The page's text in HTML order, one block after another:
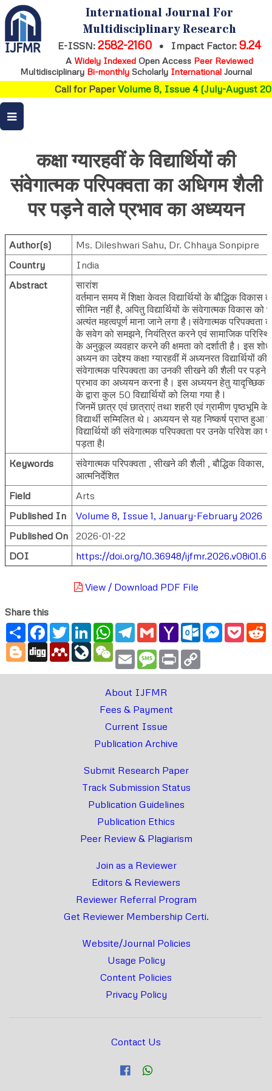
International Journal For
Multidisciplinary Research
E-ISSN: 2582-2160 • Impact Factor: 9.24
A Widely IndexedOpen Access Peer Reviewed
Multidisciplinary Bi-monthly Scholarly International Journal
Call for PaperVolume 8, Issue 4 (July-August
कक्षा ग्यारहवीं के विद्यार्थियों की
संवेगात्मक परिपक्वता का अधिगम शैली
पर पड़ने वाले प्रभाव का अध्ययन
Author(s) Ms. Dileshwari Sahu, Dr. Chhaya Sonpipre
Country
India
Abstract
सारांश
वर्तमान समय में शिक्षा केवल विद्यार्थियों के बौद्धिक विकास
सीमित नहीं है, अपितु विद्यार्थियों के संवेगात्मक विकास को
अत्यंत महत्वपूर्ण माना जाने लगा है।संवेगात्मक परिपक्वता
के सवेग को समझने, नियंत्रित करने एवं सामाजिक
के अनुकूल व्यवहार करने की क्षमता को दर्शाती है। इस शोध
अध्यन का उद्देश्य कक्षा ग्यारहवीं में अध्यनरत विद्यार्थियों की
संवेगात्मक परिपक्वता का उनकी सीखने की शैली पर पड़ने
प्रभाव का अध्ययन करना है। इस अध्ययन हेतु यादृच्छिक
के द्वारा कुल 50 विद्यार्थियों को लिया गया है l
जिनमें छात्र एवं छात्राएं तथा शहरी एवं ग्रामीण पृष्ठभूमि के
विद्यार्थी सम्मिलित थे। अध्ययन से यह निष्कर्ष प्राप्त हुआ
विद्यार्थियों की संवेगात्मक परिपक्वता पर उनके परिवेश का
पड़ता हैl
Keywords
संवेगात्मक परिपक्वता , सीखने की शैली , बौद्धिक विकास,
आत्मनिर्देशित
Field
Arts
Published In
Volume 8, Issue 1, January-February 2026
Published On
2026-01-22
DOI
https://doi.org/10.36948/
View / Download PDF File
Share this
ShareFacebook
TwitterLinkedInWhatsApp
Telegram
GmailYahoo
Mail
Outlook.com
Messenger
Blogger
Digg MendeleyLiveJournal
WeChat
Email Message
Print
About IJFMR
Fees & Payment
Current Issue
Publication Archive
Submit Research Paper
Track Submission Status
Publication Guidelines
Publication Ethics
Peer Review & Plagiarism
Join as a Reviewer
Editors & Reviewers
Reviewer Referral Program
Get Reviewer Membership Certi.
Website/Journal Policies
Usage Policy
Content Policies
Privacy Policy
Contact Us